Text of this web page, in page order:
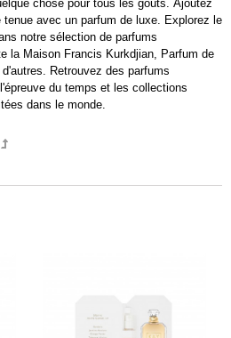
chose pour tous les goûts. Ajoutez
tenue avec un parfum de luxe. Explorez le
notre sélection de parfums
la Maison Francis Kurkdjian, Parfum de
Retrouvez des parfums
du temps et les collections
dans le monde.